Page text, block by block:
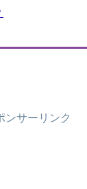
ンサーリンク